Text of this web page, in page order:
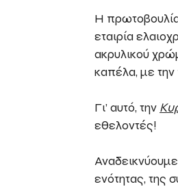
Η
εταιρία
ακρυλικού
καπέλα, με
Γι’ αυτό, την
εθελοντές!
ενότητας, της